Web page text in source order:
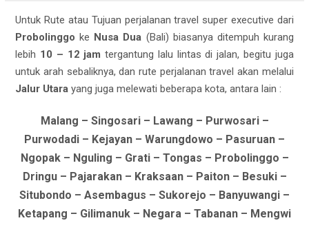
Untuk Rute atau Tujuan perjalanan travel super executive dari
Probolinggo ke Nusa Dua (Bali) biasanya ditempuh kurang
lebih 10 – 12 jam tergantung lalu lintas di jalan, begitu juga
untuk arah sebaliknya, dan rute perjalanan travel akan melalui
Jalur Utara yang juga melewati beberapa kota, antara lain :
Malang – Singosari – Lawang – Purwosari –
Purwodadi – Kejayan – Warungdowo – Pasuruan –
Ngopak – Nguling – Grati – Tongas – Probolinggo –
Dringu – Pajarakan – Kraksaan – Paiton – Besuki –
Situbondo – Asembagus – Sukorejo – Banyuwangi –
Ketapang – Gilimanuk – Negara – Tabanan – Mengwi